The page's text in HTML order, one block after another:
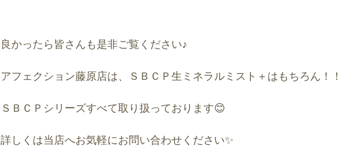
良かったら皆さんも是非ご覧ください♪
アフェクション藤原店は、ＳＢＣＰ生ミネラルミスト＋はもちろん！！
ＳＢＣＰシリーズすべて取り扱っております😊
詳しくは当店へお気軽にお問い合わせください✨